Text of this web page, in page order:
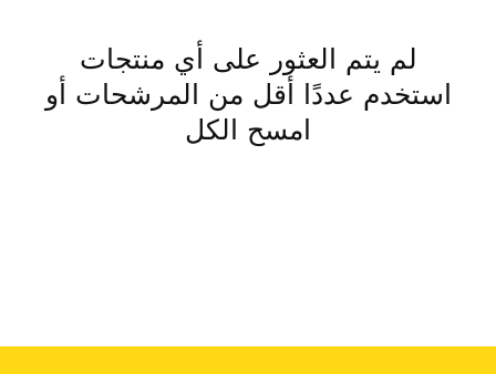
لم يتم العثور على أي منتجات
استخدم عددًا أقل من المرشحات أو
امسح الكل